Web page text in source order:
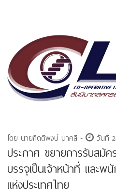
โดย นายกิตติพงษ์ นาคสี - วันที่
ประกาศ ขยายการรับสมั
บรรจุเป็นเจ้าหน้าที่ และ
แห่งประเทศไทย